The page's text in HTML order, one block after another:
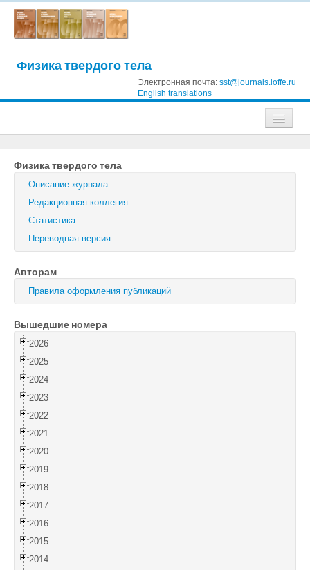
Физика твердого тела
Электронная почта: sst@journals.ioffe.ru
English translations
Журнал технической физики
Письма в Журнал технической физики
Физика твердого тела
Физика и техника полупроводников
Оптика и спектроскопия
Поиск
Войти
Физика твердого тела
Описание журнала
Редакционная коллегия
Статистика
Переводная версия
Авторам
Правила оформления публикаций
Вышедшие номера
2026
2025
2024
2023
2022
2021
2020
2019
2018
2017
2016
2015
2014